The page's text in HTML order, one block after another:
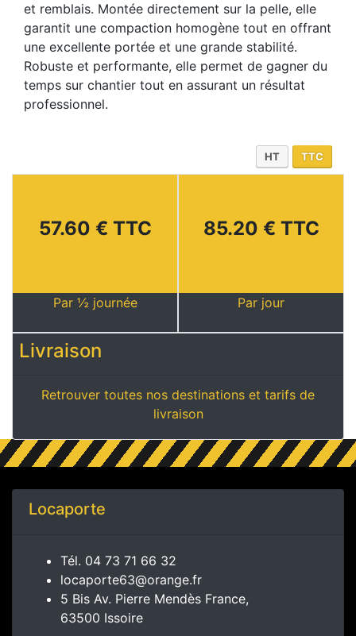
et remblais. Montée directement sur la pelle, elle
garantit une compaction homogène tout en offrant
une excellente portée et une grande stabilité.
Robuste et performante, elle permet de gagner du
temps sur chantier tout en assurant un résultat
professionnel.
HT TTC
57.60 € TTC
Par ½ journée
85.20 € TTC
Par jour
Livraison
Retrouver toutes nos destinations et tarifs de
livraison
Locaporte
Tél. 04 73 71 66 32
locaporte63@orange.fr
5 Bis Av. Pierre Mendès France,
63500 Issoire